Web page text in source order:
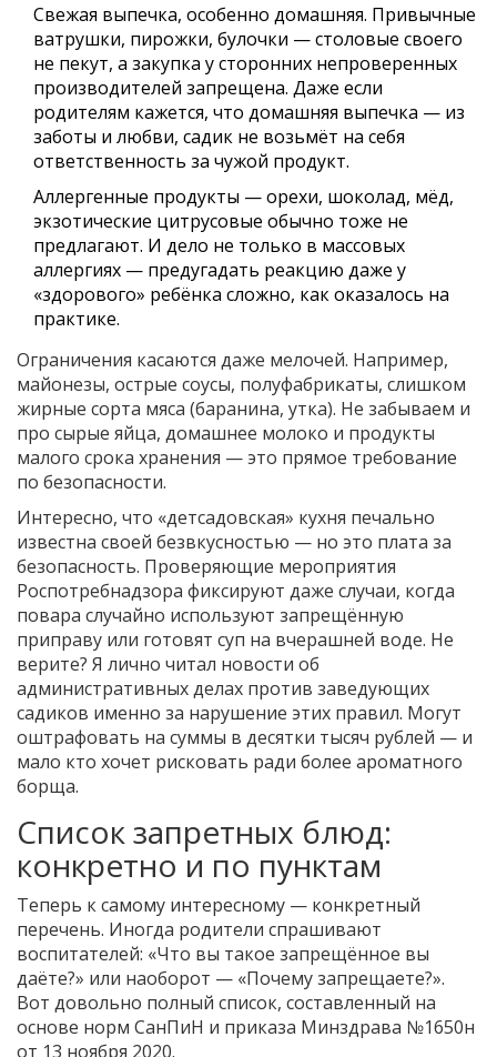
Свежая выпечка, особенно домашняя. Привычные
ватрушки, пирожки, булочки — столовые своего
не пекут, а закупка у сторонних непроверенных
производителей запрещена. Даже если
родителям кажется, что домашняя выпечка — из
заботы и любви, садик не возьмёт на себя
ответственность за чужой продукт.
Аллергенные продукты — орехи, шоколад, мёд,
экзотические цитрусовые обычно тоже не
предлагают. И дело не только в массовых
аллергиях — предугадать реакцию даже у
«здорового» ребёнка сложно, как оказалось на
практике.
Ограничения касаются даже мелочей. Например,
майонезы, острые соусы, полуфабрикаты, слишком
жирные сорта мяса (баранина, утка). Не забываем и
про сырые яйца, домашнее молоко и продукты
малого срока хранения — это прямое требование
по безопасности.
Интересно, что «детсадовская» кухня печально
известна своей безвкусностью — но это плата за
безопасность. Проверяющие мероприятия
Роспотребнадзора фиксируют даже случаи, когда
повара случайно используют запрещённую
приправу или готовят суп на вчерашней воде. Не
верите? Я лично читал новости об
административных делах против заведующих
садиков именно за нарушение этих правил. Могут
оштрафовать на суммы в десятки тысяч рублей — и
мало кто хочет рисковать ради более ароматного
борща.
Список запретных блюд:
конкретно и по пунктам
Теперь к самому интересному — конкретный
перечень. Иногда родители спрашивают
воспитателей: «Что вы такое запрещённое вы
даёте?» или наоборот — «Почему запрещаете?».
Вот довольно полный список, составленный на
основе норм СанПиН и приказа Минздрава №1650н
от 13 ноября 2020.